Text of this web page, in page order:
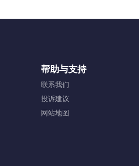
帮助与支持
联系我们
投诉建议
网站地图